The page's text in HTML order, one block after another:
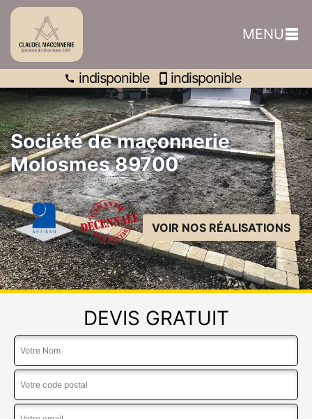
MENU
indisponible indisponible
Société de maçonnerie
Molosmes 89700
VOIR NOS RÉALISATIONS
DEVIS GRATUIT